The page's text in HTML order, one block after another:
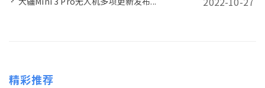
精彩推荐